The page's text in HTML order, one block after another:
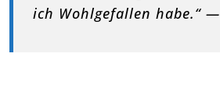
ich Wohlgefallen habe.“ —